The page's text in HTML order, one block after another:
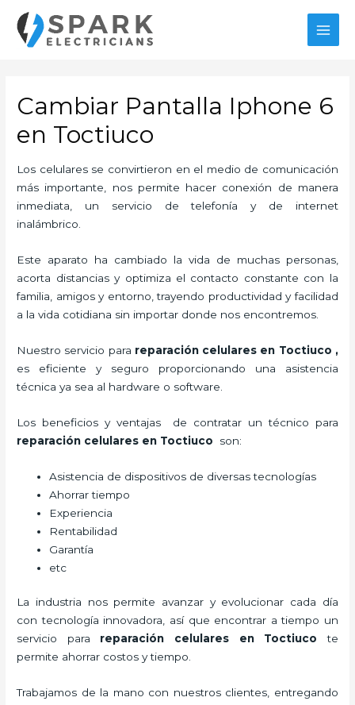
contenido
Cambiar Pantalla Iphone 6
en Toctiuco
Los celulares se convirtieron en el medio de comunicación
más importante, nos permite hacer conexión de manera
inmediata, un servicio de telefonía y de internet
inalámbrico.
Este aparato ha cambiado la vida de muchas personas,
acorta distancias y optimiza el contacto constante con la
familia, amigos y entorno, trayendo productividad y facilidad
a la vida cotidiana sin importar donde nos encontremos.
Nuestro servicio para reparación celulares en Toctiuco ,
es eficiente y seguro proporcionando una asistencia
técnica ya sea al hardware o software.
Los beneficios y ventajas de contratar un técnico para
reparación celulares en Toctiuco son:
Asistencia de dispositivos de diversas tecnologías
Ahorrar tiempo
Experiencia
Rentabilidad
Garantía
etc
La industria nos permite avanzar y evolucionar cada día
con tecnología innovadora, así que encontrar a tiempo un
servicio para reparación celulares en Toctiuco te
permite ahorrar costos y tiempo.
Trabajamos de la mano con nuestros clientes, entregando